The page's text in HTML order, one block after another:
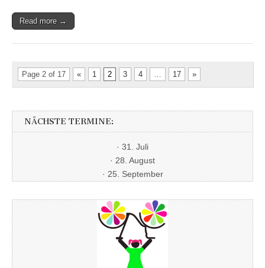
Read more →
Page 2 of 17 « 1 2 3 4 17 »
NÄCHSTE TERMINE:
· 31. Juli
· 28. August
· 25. September